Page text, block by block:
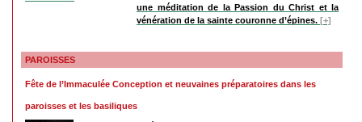
une méditation de la Passion du Christ et la
vénération de la sainte couronne d’épines. [+]
PAROISSES
Fête de l’Immaculée Conception et neuvaines préparatoires dans les
paroisses et les basiliques